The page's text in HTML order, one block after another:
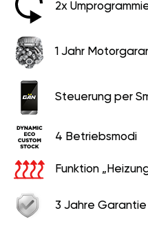
2x
1 Jahr
Steuerung per
4 Betriebsmodi
Funktion
3 Jahre Garantie